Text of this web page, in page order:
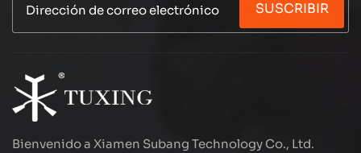
la fuente de alimentación de 12 V CC, fácil de
conectar a la fuente de alimentación del
cobre, rendimiento estable y duradero. Protección
de seguridad múltiple, sobrecalentamiento de
sobrecarga de energía automática. Ya sea que se
trate de inflación de neumáticos o operación de
bomba de aire pequeño, es su socio confiable.
SUSCRIBIR
Bienvenido a Xiamen Subang Technology Co., Ltd.